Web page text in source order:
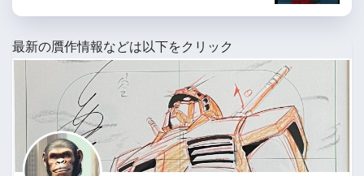
最新の贋作情報などは以下をクリック